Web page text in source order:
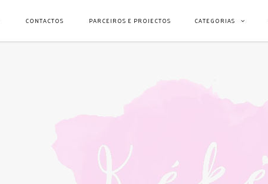
CONTACTOS PARCEIROS E PROJECTOS CATEGORIAS